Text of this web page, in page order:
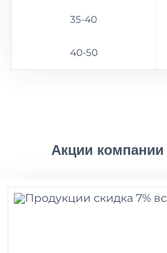
35-40
40-50
Акции